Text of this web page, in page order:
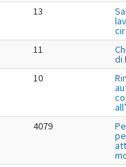
13
11
di
10
4079